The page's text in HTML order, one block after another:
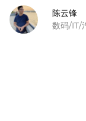
陈云锋
数码/IT/